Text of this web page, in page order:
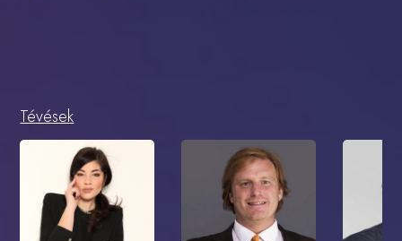
Tévések